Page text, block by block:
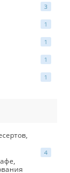
3
1
1
1
1
4